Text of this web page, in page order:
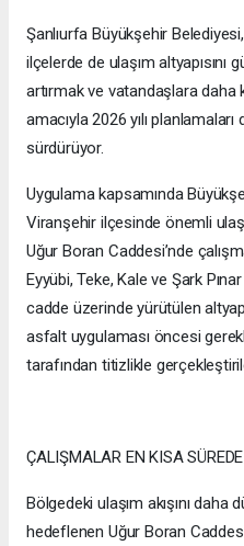
Şanlıurfa Büyükşehir
ilçelerde de ulaşım altyapısını
artırmak ve vatandaşlara daha
amacıyla 2026 yılı
sürdürüyor.
Uygulama kapsamında
Viranşehir ilçesinde önemli
Uğur Boran Caddesi’nde
Eyyübi, Teke, Kale ve Şark
cadde üzerinde yürütülen
asfalt uygulaması öncesi
tarafından titizlikle
ÇALIŞMALAR EN KISA
Bölgedeki ulaşım akışını
hedeflenen Uğur Boran